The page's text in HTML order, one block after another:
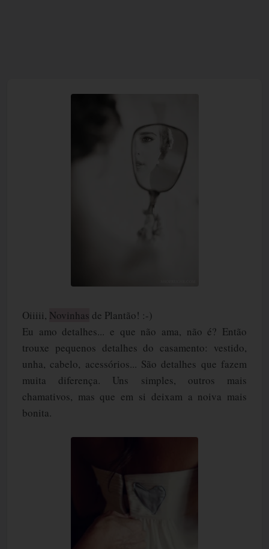
Oiiiii, Novinhas de Plantão! :-)
Eu amo detalhes... e que não ama, não é? Então
trouxe pequenos detalhes do casamento: vestido,
unha, cabelo, acessórios... São detalhes que fazem
muita diferença. Uns simples, outros mais
chamativos, mas que em si deixam a noiva mais
bonita.